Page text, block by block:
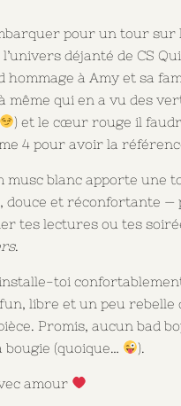
pour un tour sur
déjanté de CS
hommage à Amy et sa
même qui en a vu des
) et le cœur rouge il
4 pour avoir la
musc blanc apporte une
douce et réconfortante —
tes lectures ou tes
.
toi
fun, libre et un peu rebelle
Promis, aucun bad
(quoique…
).
amour